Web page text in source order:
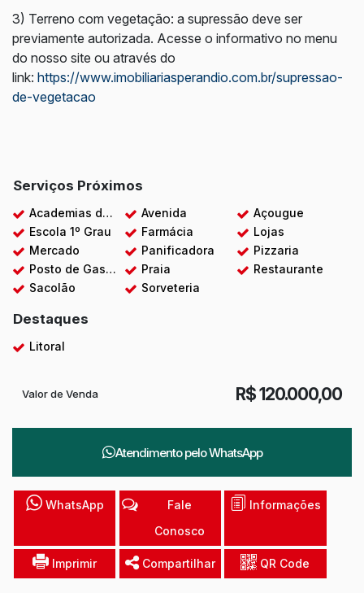
3) Terreno com vegetação: a supressão deve ser
previamente autorizada. Acesse o informativo no menu
do nosso site ou através do
link: https://www.imobiliariasperandio.com.br/supressao-
de-vegetacao
Serviços Próximos
Academias de ginástica Avenida
Açougue
Escola 1º Grau
Farmácia
Lojas
Mercado
Panificadora
Pizzaria
Posto de Gasolina
Praia
Restaurante
Sacolão
Sorveteria
Destaques
Litoral
R$120.000,00
Valor de Venda
Atendimento peloWhatsApp
WhatsApp
Fale
Conosco
Informações
Imprimir Compartilhar QR Code